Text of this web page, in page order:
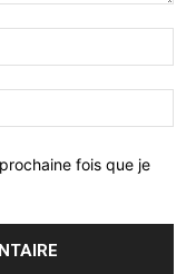
fois que je